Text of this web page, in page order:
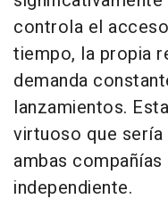
controla el
tiempo, la propia
demanda
lanzamientos.
virtuoso que
ambas
independiente.